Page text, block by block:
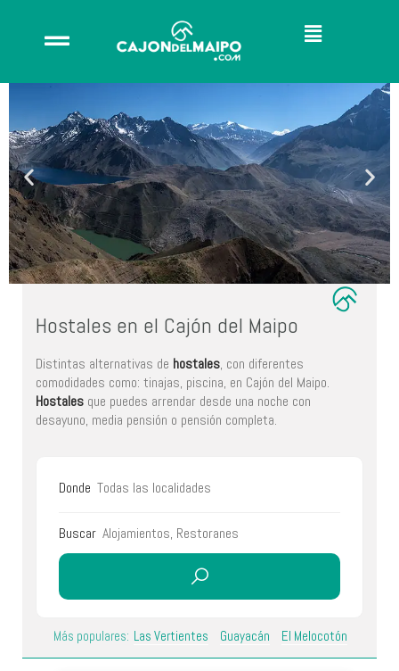
Hostales
En el Cajón
del Maipo
Hostales en el Cajón del Maipo
Distintas alternativas de hostales, con diferentes
comodidades como: tinajas, piscina, en Cajón del Maipo.
Hostales que puedes arrendar desde una noche con
desayuno, media pensión o pensión completa.
Donde
Buscar
Más populares: Las Vertientes Guayacán El Melocotón